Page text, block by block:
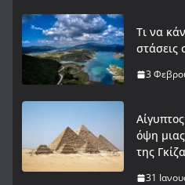
Τι να
στάσεις
3
όψη
της
31